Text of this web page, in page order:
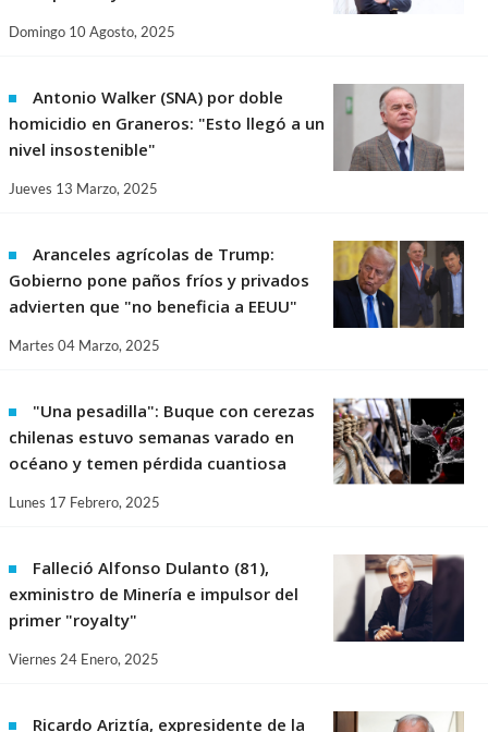
Domingo 10 Agosto, 2025
Antonio Walker (SNA) por doble
homicidio en Graneros: "Esto llegó a un
nivel insostenible"
Jueves 13 Marzo, 2025
Aranceles agrícolas de Trump:
Gobierno pone paños fríos y privados
advierten que "no beneficia a EEUU"
Martes 04 Marzo, 2025
"Una pesadilla": Buque con cerezas
chilenas estuvo semanas varado en
océano y temen pérdida cuantiosa
Lunes 17 Febrero, 2025
Falleció Alfonso Dulanto (81),
exministro de Minería e impulsor del
primer "royalty"
Viernes 24 Enero, 2025
Ricardo Ariztía, expresidente de la